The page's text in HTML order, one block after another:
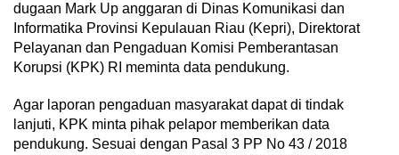
dugaan Mark Up anggaran di Dinas Komunikasi dan
Informatika Provinsi Kepulauan Riau (Kepri), Direktorat
Pelayanan dan Pengaduan Komisi Pemberantasan
Korupsi (KPK) RI meminta data pendukung.
Agar laporan pengaduan masyarakat dapat di tindak
lanjuti, KPK minta pihak pelapor memberikan data
pendukung. Sesuai dengan Pasal 3 PP No 43 / 2018